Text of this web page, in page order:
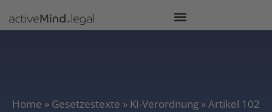
Home » Gesetzestexte » KI-Verordnung »Artikel 102